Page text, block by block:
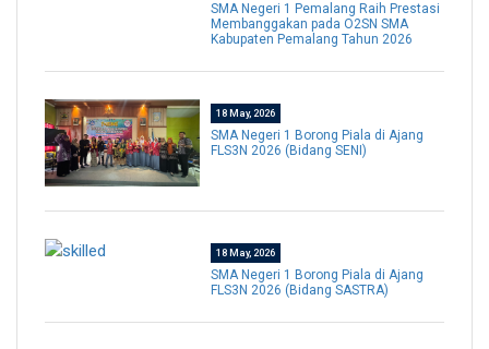
SMA Negeri 1 Pemalang Raih Prestasi
Membanggakan pada O2SN SMA
Kabupaten Pemalang Tahun 2026
18 May, 2026
SMA Negeri 1 Borong Piala di Ajang
FLS3N 2026 (Bidang SENI)
18 May, 2026
SMA Negeri 1 Borong Piala di Ajang
FLS3N 2026 (Bidang SASTRA)